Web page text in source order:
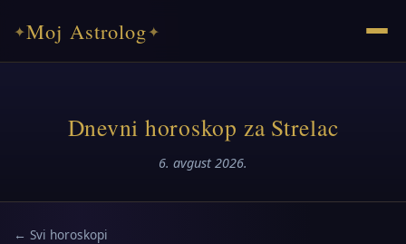
✦Moj Astrolog✦
Dnevni horoskop za Strelac
6. avgust 2026.
← Svi horoskopi